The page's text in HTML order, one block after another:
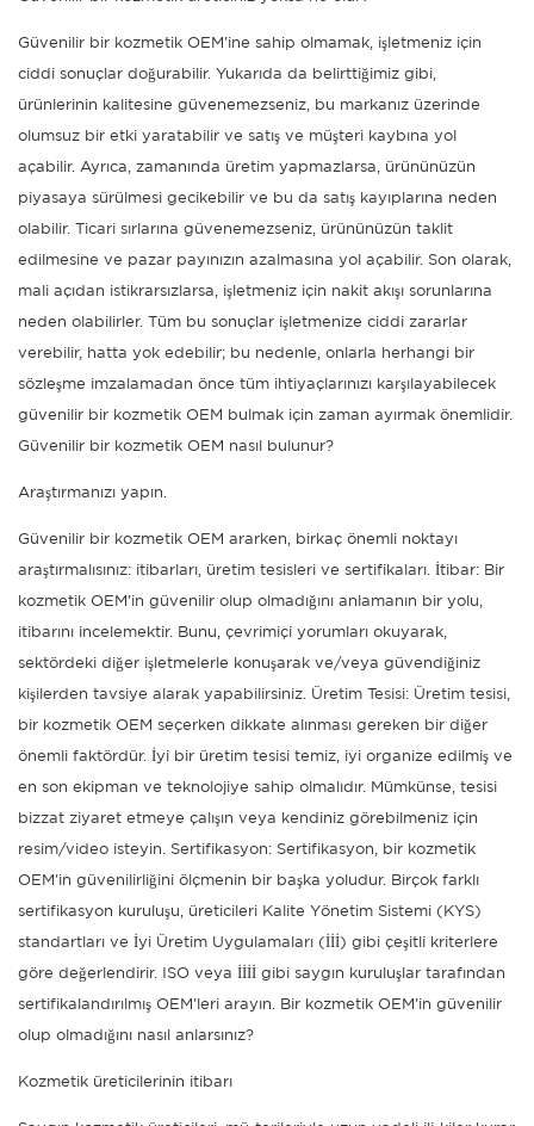
Güvenilir bir kozmetik OEM'ine sahip olmamak, işletmeniz için
ciddi sonuçlar doğurabilir. Yukarıda da belirttiğimiz gibi,
ürünlerinin kalitesine güvenemezseniz, bu markanız üzerinde
olumsuz bir etki yaratabilir ve satış ve müşteri kaybına yol
açabilir. Ayrıca, zamanında üretim yapmazlarsa, ürününüzün
piyasaya sürülmesi gecikebilir ve bu da satış kayıplarına neden
olabilir. Ticari sırlarına güvenemezseniz, ürününüzün taklit
edilmesine ve pazar payınızın azalmasına yol açabilir. Son olarak,
mali açıdan istikrarsızlarsa, işletmeniz için nakit akışı sorunlarına
neden olabilirler. Tüm bu sonuçlar işletmenize ciddi zararlar
verebilir, hatta yok edebilir; bu nedenle, onlarla herhangi bir
sözleşme imzalamadan önce tüm ihtiyaçlarınızı karşılayabilecek
güvenilir bir kozmetik OEM bulmak için zaman ayırmak önemlidir.
Güvenilir bir kozmetik OEM nasıl bulunur?
Araştırmanızı yapın.
Güvenilir bir kozmetik OEM ararken, birkaç önemli noktayı
araştırmalısınız: itibarları, üretim tesisleri ve sertifikaları. İtibar: Bir
kozmetik OEM'in güvenilir olup olmadığını anlamanın bir yolu,
itibarını incelemektir. Bunu, çevrimiçi yorumları okuyarak,
sektördeki diğer işletmelerle konuşarak ve/veya güvendiğiniz
kişilerden tavsiye alarak yapabilirsiniz. Üretim Tesisi: Üretim tesisi,
bir kozmetik OEM seçerken dikkate alınması gereken bir diğer
önemli faktördür. İyi bir üretim tesisi temiz, iyi organize edilmiş ve
en son ekipman ve teknolojiye sahip olmalıdır. Mümkünse, tesisi
bizzat ziyaret etmeye çalışın veya kendiniz görebilmeniz için
resim/video isteyin. Sertifikasyon: Sertifikasyon, bir kozmetik
OEM'in güvenilirliğini ölçmenin bir başka yoludur. Birçok farklı
sertifikasyon kuruluşu, üreticileri Kalite Yönetim Sistemi (KYS)
standartları ve İyi Üretim Uygulamaları (İİİ) gibi çeşitli kriterlere
göre değerlendirir. ISO veya İİİİ gibi saygın kuruluşlar tarafından
sertifikalandırılmış OEM'leri arayın. Bir kozmetik OEM'in güvenilir
olup olmadığını nasıl anlarsınız?
Kozmetik üreticilerinin itibarı